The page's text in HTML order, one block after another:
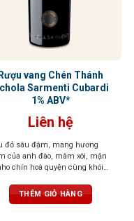
Rượu vang Chén Thánh
Sarmenti Cubardi
1% ABV*
Liên hệ
đỏ sâu đậm, mang hương
của anh đào, mâm xôi, mận
chín hoà quyện cùng khói
THÊM GIỎ HÀNG